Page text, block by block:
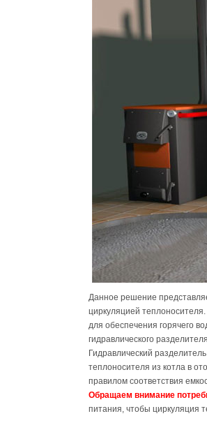
Данное решение
циркуляцией
для обеспечения горячего
гидравлического
Гидравлический
теплоносителя из котла в
правилом соответствия
Обращаем внимание
питания, чтобы циркуляция